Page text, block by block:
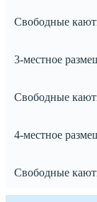
Свободные
3-местное
Свободные
4-местное
Свободные